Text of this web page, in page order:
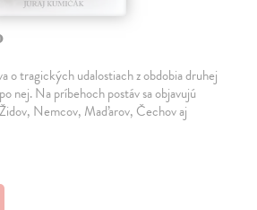
o tragických udalostiach z obdobia druhej
nej. Na príbehoch postáv sa objavujú
Nemcov, Maďarov, Čechov aj